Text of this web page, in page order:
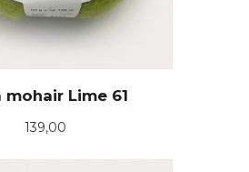
mohair Lime 61
Pris
139,00